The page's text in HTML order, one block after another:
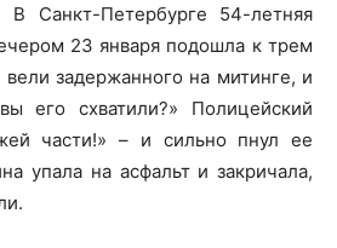
В Санкт-Петербурге 54-летняя
23 января подошла к трем
задержанного на митинге, и
его схватили?» Полицейский
части!» – и сильно пнул ее
упала на асфальт и закричала,